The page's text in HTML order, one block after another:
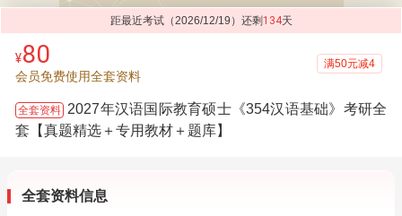
距最近考试（2026/12/19）还剩 134天
¥80
会员免费使用全套资料
满50元减4
全套资料 2027年汉语国际教育硕士《354汉语基础》考研全
套【真题精选＋专用教材＋题库】
全套资料信息